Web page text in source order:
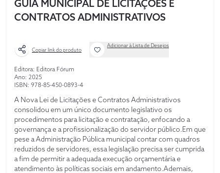
GUIA MUNICIPAL DE LICITAÇÕES E
CONTRATOS ADMINISTRATIVOS
Copiar link do produto
Adicionar à Lista de Desejos
Editora: Editora Fórum
Ano: 2025
ISBN: 978-85-450-0893-4
A Nova Lei de Licitações e Contratos Administrativos
consolidou em um único documento legislativo os
procedimentos para licitação e contratação, enfocando a
governança e a profissionalização do servidor público.Em que
pese a Administração Pública municipal contar com quadros
reduzidos de servidores, essa legislação precisa ser cumprida
a fim de permitir a adequada execução orçamentária e
atendimento às políticas sociais em andamento.Ademais,